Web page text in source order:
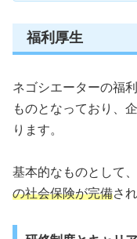
福利厚生
ネゴシエーターの福
ものとなっており、
ります。
基本的なものとして、
の社会保険が完備さ